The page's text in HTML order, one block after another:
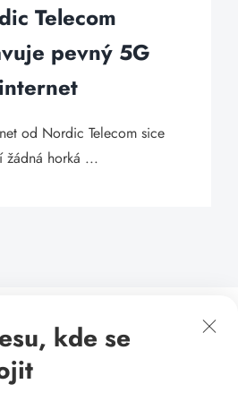
Telecom
pevný 5G
internet
od Nordic Telecom sice
žádná horká ...
kde se